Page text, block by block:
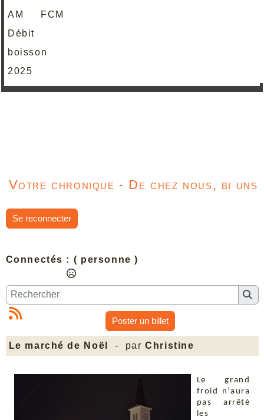
AM FCM
Débit
boisson
2025
Votre chronique - De chez nous, bi uns
Se reconnecter
Connectés : ( personne )
Poster un billet
Le marché de Noël - parChristine
Le grand
froid n’aura
pas arrêté
les